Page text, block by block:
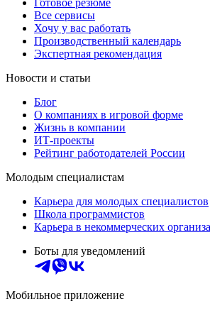
Все сервисы
Хочу у вас работать
Производственный календарь
Экспертная рекомендация
Новости и статьи
Блог
О компаниях в игровой форме
Жизнь в компании
ИТ-проекты
Рейтинг работодателей России
Молодым специалистам
Карьера для молодых специалистов
Школа программистов
Карьера в некоммерческих
Боты для уведомлений
Мобильное приложение